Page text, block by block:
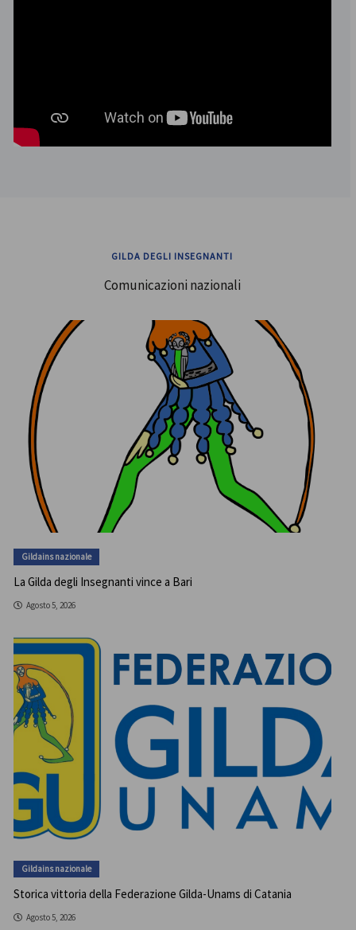
GILDA DEGLI INSEGNANTI
Comunicazioni nazionali
Gildains nazionale
La Gilda degli Insegnanti vince a Bari
Agosto 5, 2026
Gildains nazionale
Storica vittoria della Federazione Gilda-Unams di Catania
Agosto 5, 2026